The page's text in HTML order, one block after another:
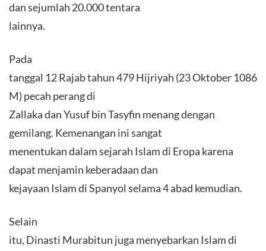
dan sejumlah 20.000 tentara
lainnya.
Pada
tanggal 12 Rajab tahun 479 Hijriyah (23 Oktober 1086
M) pecah perang di
Zallaka dan Yusuf bin Tasyfin menang dengan
gemilang. Kemenangan ini sangat
menentukan dalam sejarah Islam di Eropa karena
dapat menjamin keberadaan dan
kejayaan Islam di Spanyol selama 4 abad kemudian.
Selain
itu, Dinasti Murabitun juga menyebarkan Islam di